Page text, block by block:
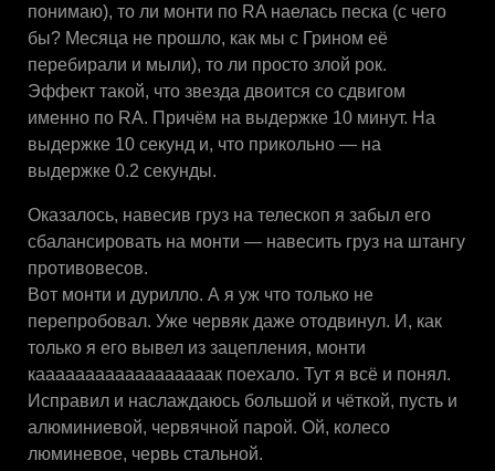
понимаю), то ли монти по RA наелась песка (с чего
бы? Месяца не прошло, как мы с Грином её
перебирали и мыли), то ли просто злой рок.
Эффект такой, что звезда двоится со сдвигом
именно по RA. Причём на выдержке 10 минут. На
выдержке 10 секунд и, что прикольно — на
выдержке 0.2 секунды.
Оказалось, навесив груз на телескоп я забыл его
сбалансировать на монти — навесить груз на штангу
противовесов.
Вот монти и дурилло. А я уж что только не
перепробовал. Уже червяк даже отодвинул. И, как
только я его вывел из зацепления, монти
каааааааааааааааааак поехало. Тут я всё и понял.
Исправил и наслаждаюсь большой и чёткой, пусть и
алюминиевой, червячной парой. Ой, колесо
люминевое, червь стальной.